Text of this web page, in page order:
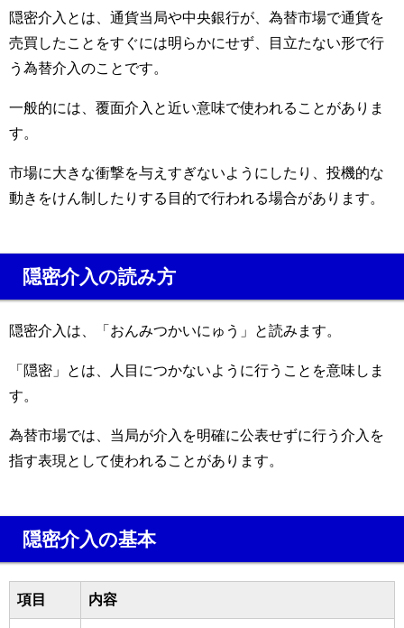
隠密介入とは、通貨当局や中央銀行が、為替市場で通貨を
売買したことをすぐには明らかにせず、目立たない形で行
う為替介入のことです。
一般的には、覆面介入と近い意味で使われることがありま
す。
市場に大きな衝撃を与えすぎないようにしたり、投機的な
動きをけん制したりする目的で行われる場合があります。
隠密介入の読み方
隠密介入は、「おんみつかいにゅう」と読みます。
「隠密」とは、人目につかないように行うことを意味しま
す。
為替市場では、当局が介入を明確に公表せずに行う介入を
指す表現として使われることがあります。
隠密介入の基本
項目 内容